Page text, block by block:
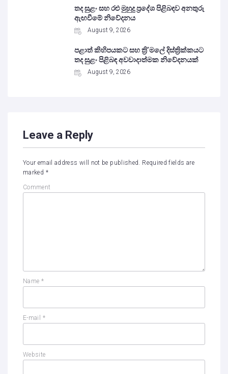
තද සුළං සහ රළු මුහුදු ප්‍රදේශ පිළිබඳව අනතුරු
ඇඟවීමේ නිවේදනය
August 9, 2026
පළාත් කිහිපයකට සහ ත්‍රි’මලේ දිස්ත්‍රික්කයට
තද සුළං පිළිබඳ අවවාදාත්මක නිවේදනයක්
August 9, 2026
Leave a Reply
Your email address will not be published. Required fields are
marked *
Comment
Name *
E-mail *
Website